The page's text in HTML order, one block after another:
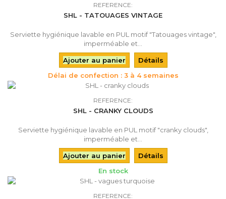
REFERENCE:
SHL - TATOUAGES VINTAGE
Serviette hygiénique lavable en PUL motif "Tatouages vintage",
imperméable et...
Ajouter au panier
Détails
Délai de confection : 3 à 4 semaines
REFERENCE:
SHL - CRANKY CLOUDS
Serviette hygiénique lavable en PUL motif "cranky clouds",
imperméable et...
Ajouter au panier
Détails
En stock
REFERENCE: